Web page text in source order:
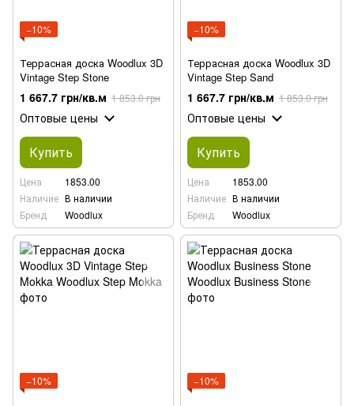
−10%
Террасная доска Woodlux 3D
Vintage Step Stone
1 667.7 грн/кв.м 1 853.0 грн
Оптовые цены
Купить
Цена
1853.00
Наличие В наличии
Бренд
Woodlux
−10%
Террасная доска Woodlux 3D
Vintage Step Sand
1 667.7 грн/кв.м 1 853.0 грн
Оптовые цены
Купить
Цена
1853.00
Наличие В наличии
Бренд
Woodlux
−10% −10%